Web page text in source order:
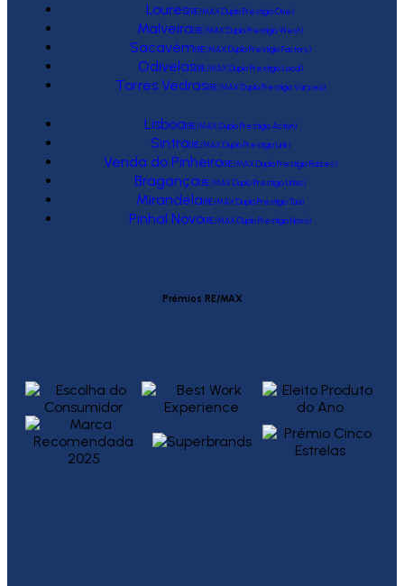
Loures(RE/MAX Duplo Prestígio One)
Malveira(RE/MAX Duplo Prestígio West)
Sacavém(RE/MAX Duplo Prestígio Factory)
Odivelas(RE/MAX Duplo Prestígio Local)
Torres Vedras(RE/MAX Duplo Prestígio Várzea)
Lisboa(RE/MAX Duplo Prestígio Action)
Sintra(RE/MAX Duplo Prestígio Link)
Venda do Pinheiro(RE/MAX Duplo Prestígio Raízes)
Bragança(RE/MAX Duplo Prestígio Urbis)
Mirandela(RE/MAX Duplo Prestígio Tua)
Pinhal Novo(RE/MAX Duplo Prestígio Novo)
Prémios RE/MAX